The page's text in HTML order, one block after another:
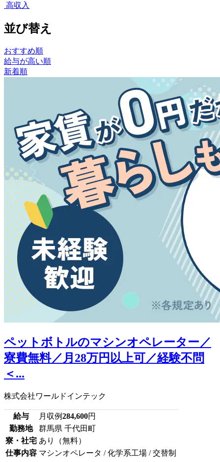
高収入
並び替え
おすすめ順
給与が高い順
新着順
ペットボトルのマシンオペレーター／
寮費無料／月28万円以上可／経験不問
＜...
株式会社ワールドインテック
給与 月収例284,600円
勤務地
群馬県 千代田町
寮・社宅 あり（無料）
仕事内容 マシンオペレータ / 化学系工場 / 交替制